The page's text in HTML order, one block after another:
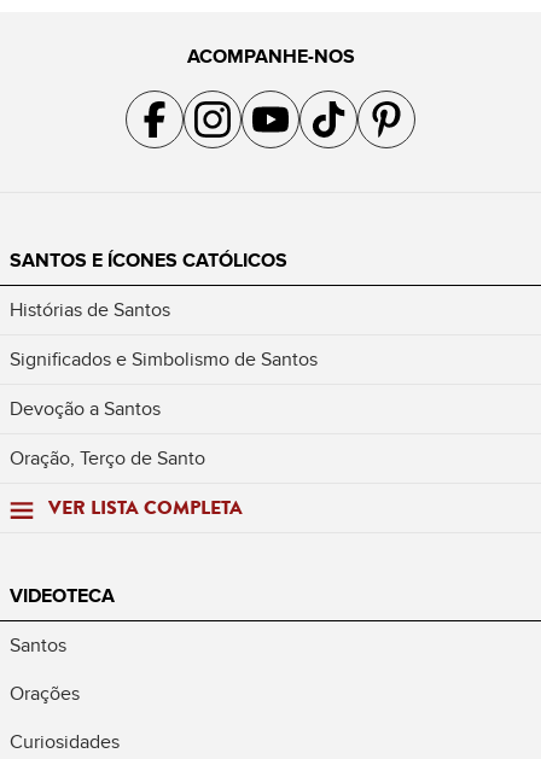
ACOMPANHE-NOS
Acompanhe a gente no Facebook
Acompanhe a gente no Instagram
Acompanhe a gente no YouTube
Acompanhe a gente no TikTok
Acompanhe a gente no
SANTOS E ÍCONES CATÓLICOS
Histórias de Santos
Significados e Simbolismo de Santos
Devoção a Santos
Oração, Terço de Santo
VER LISTA COMPLETA
VIDEOTECA
Santos
Orações
Curiosidades